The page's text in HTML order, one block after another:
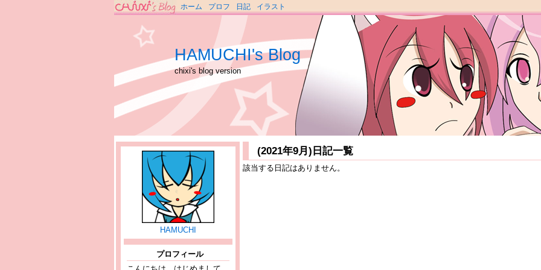
ホーム プロフ 日記 イラスト
HAMUCHI's Blog
chixi's blog version
HAMUCHI
プロフィール
(2021年9月)日記一覧
該当する日記はありません。